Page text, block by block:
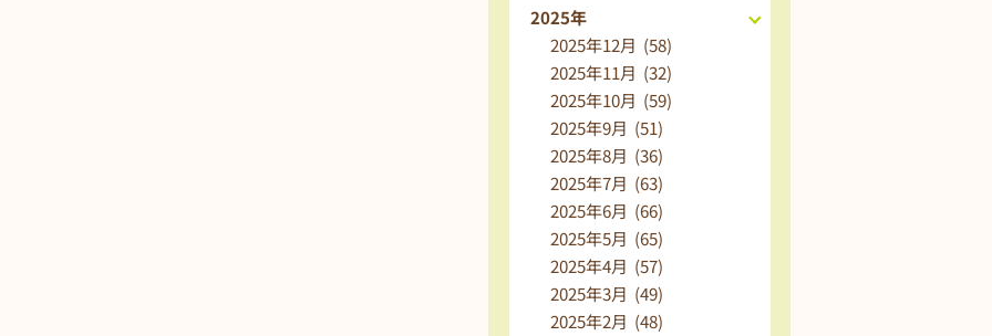
2025年
2025年12月 (58)
2025年11月 (32)
2025年10月 (59)
2025年9月 (51)
2025年8月 (36)
2025年7月 (63)
2025年6月 (66)
2025年5月 (65)
2025年4月 (57)
2025年3月 (49)
2025年2月 (48)